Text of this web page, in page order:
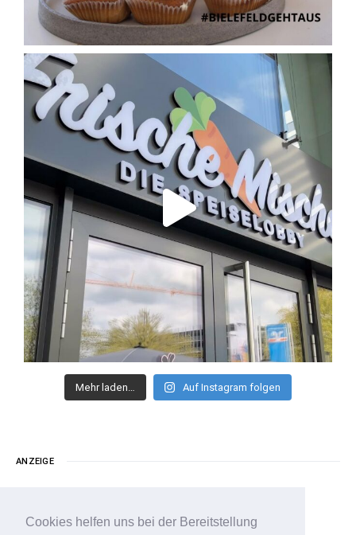
Cookies helfen uns bei der Bereitstellung
Mehr laden… Auf Instagram folgen
ANZEIGE